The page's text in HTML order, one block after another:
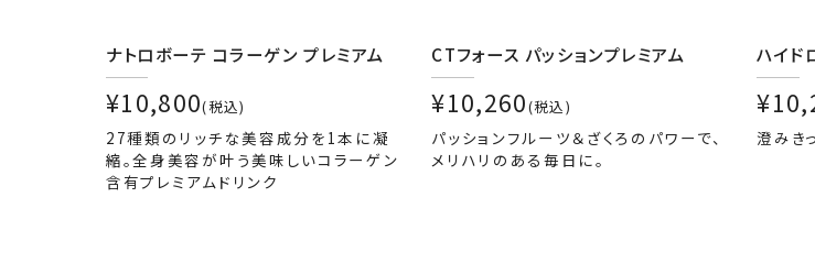
ナトロボーテ コラーゲン プレミアム
¥10,800(税込)
27種類のリッチな美容成分を1本に凝
縮。全身美容が叶う美味しいコラーゲン
含有プレミアムドリンク
CTフォース パッションプレミアム
¥10,260(税込)
パッションフルーツ＆ざくろのパワーで、
メリハリのある毎日に。
ハイド
澄みき